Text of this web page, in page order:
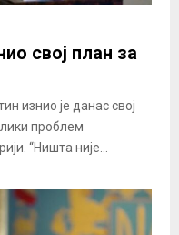
свој план за
изнио је данас свој
проблем
“Ништа није...